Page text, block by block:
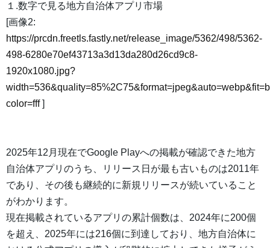
１.数字で見る地方自治体アプリ市場
[画像2:
https://prcdn.freetls.fastly.net/release_image/5362/498/5362-
498-6280e70ef43713a3d13da280d26cd9c8-
1920x1080.jpg?
color=fff]
2025年12月現在でGoogle Playへの掲載が確認できた地方
自治体アプリのうち、リリース日が最も古いものは2011年
であり、その後も継続的に新規リリースが続いていること
がわかります。
現在掲載されているアプリの累計個数は、2024年に200個
を超え、2025年には216個に到達しており、地方自治体に